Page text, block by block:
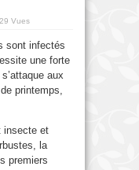
Vues
sont infectés
une forte
aux
printemps,
insecte et
la
premiers